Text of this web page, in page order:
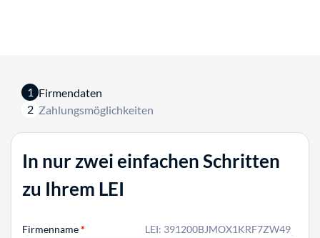
1 Firmendaten
2 Zahlungsmöglichkeiten
In nur zwei einfachen Schritten
zu Ihrem LEI
LEI: 391200BJMOX1KRF7ZW49
Firmenname*